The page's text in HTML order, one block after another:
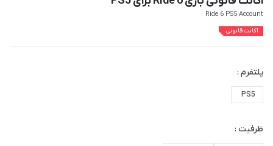
Ride 6 PS5 Account
اکانت قانونی
پلتفرم :
PS5
ظرفیت :